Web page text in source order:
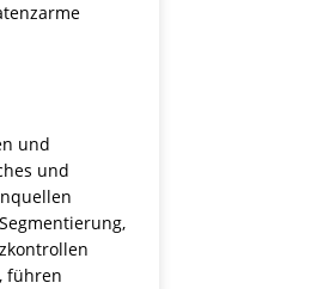
und
und
führen